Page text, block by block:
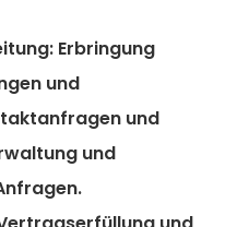
Erbringung
und
und
und